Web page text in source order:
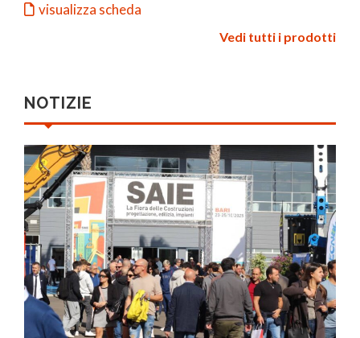
visualizza scheda
Vedi tutti i prodotti
NOTIZIE